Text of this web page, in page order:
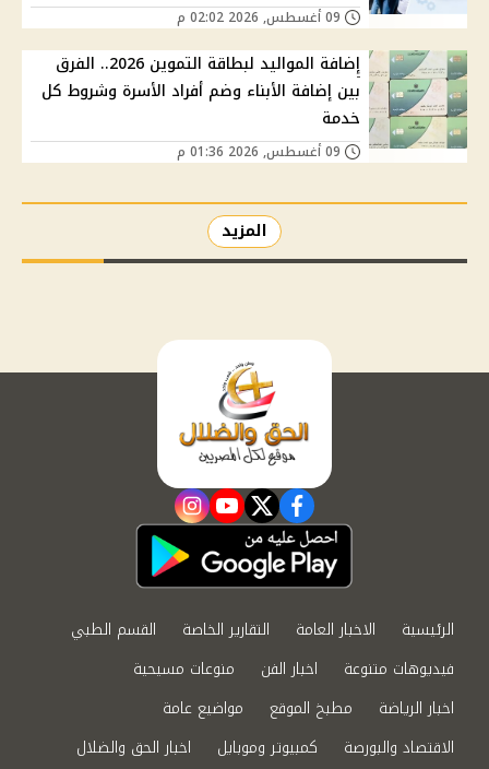
إضافة المواليد لبطاقة التموين 2026.. الفرق
بين إضافة الأبناء وضم أفراد الأسرة وشروط كل
خدمة
المزيد
facebook
twitter
youtube
instagram
الرئيسية الاخبار العامة التقارير الخاصة
القسم الطبي
فيديوهات متنوعة
اخبار الفن
منوعات مسيحية
اخبار الرياضة
مطبخ الموقع
مواضيع عامة
الاقتصاد والبورصة
كمبيوتر وموبايل اخبار الحق والضلال